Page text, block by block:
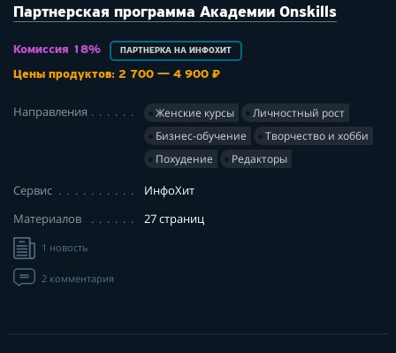
Партнерская программа Академии Onskills
Комиссия 18% ПАРТНЕРКА НА ИНФОХИТ
Цены продуктов: 2 700 — 4 900 ₽
Направления Женские курсы
Личностный рост
Бизнес-обучение
Творчество и хобби
Похудение
Редакторы
Сервис
ИнфоХит
Материалов
27 страниц
1 новость
2 комментария